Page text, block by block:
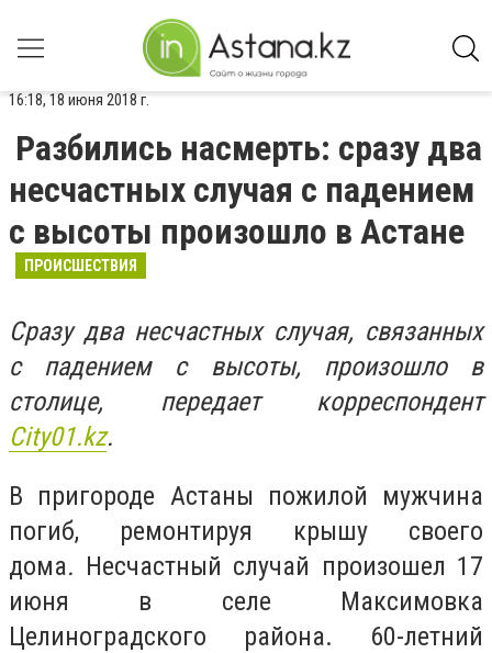
16:18, 18 июня 2018 г.
Разбились насмерть: сразу два
несчастных случая с падением
с высоты произошло в Астане
ПРОИСШЕСТВИЯ
Сразу два несчастных случая, связанных
с падением с высоты, произошло в
столице, передает корреспондент
Сity01.kz.
В пригороде Астаны пожилой мужчина
погиб, ремонтируя крышу своего
дома. Несчастный случай произошел 17
июня в селе Максимовка
Целиноградского района. 60-летний